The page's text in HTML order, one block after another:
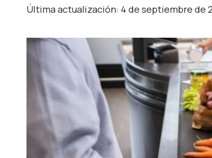
Última actualización: 4 de septiembre de